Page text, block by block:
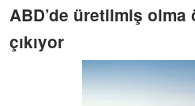
ABD’de üretilmiş
çıkıyor